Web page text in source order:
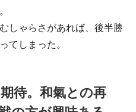
しゃらさがあれば、後半勝
てしまった。
待。和氣との再